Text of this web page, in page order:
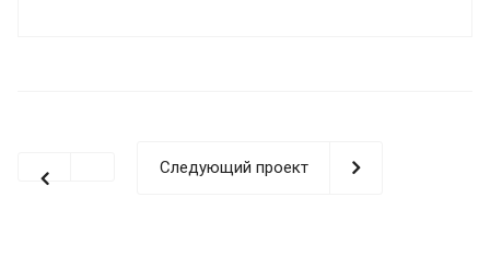
Следующий проект